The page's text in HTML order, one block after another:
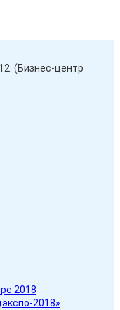
(Бизнес-центр
2018
2018»